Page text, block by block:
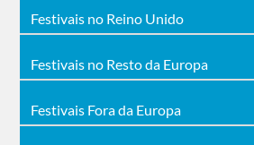
Festivais no Reino Unido
Festivais no Resto da Europa
Festivais Fora da Europa